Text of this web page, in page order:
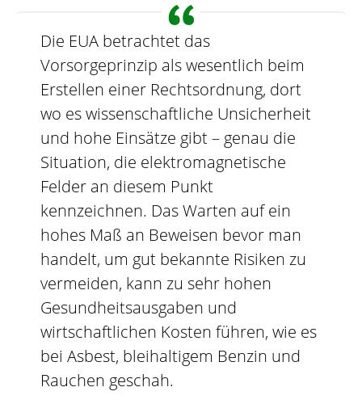
Die EUA betrachtet das
Vorsorgeprinzip als wesentlich beim
Erstellen einer Rechtsordnung, dort
wo es wissenschaftliche Unsicherheit
und hohe Einsätze gibt – genau die
Situation, die elektromagnetische
Felder an diesem Punkt
kennzeichnen. Das Warten auf ein
hohes Maß an Beweisen bevor man
handelt, um gut bekannte Risiken zu
vermeiden, kann zu sehr hohen
Gesundheitsausgaben und
wirtschaftlichen Kosten führen, wie es
bei Asbest, bleihaltigem Benzin und
Rauchen geschah.